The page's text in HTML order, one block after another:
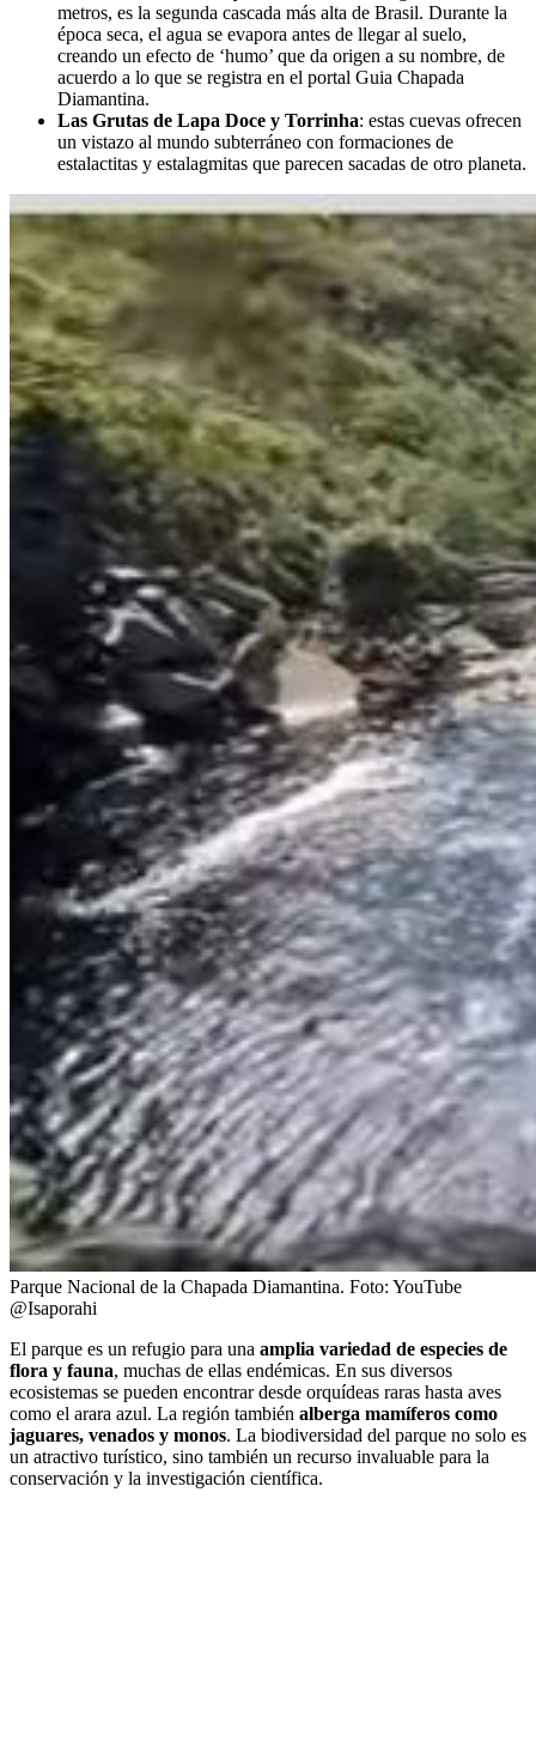
metros, es la segunda cascada más alta de Brasil. Durante la
época seca, el agua se evapora antes de llegar al suelo,
creando un efecto de ‘humo’ que da origen a su nombre, de
acuerdo a lo que se registra en el portal Guia Chapada
Diamantina.
Las Grutas de Lapa Doce y Torrinha: estas cuevas ofrecen
un vistazo al mundo subterráneo con formaciones de
estalactitas y estalagmitas que parecen sacadas de otro planeta.
Parque Nacional de la Chapada Diamantina. Foto: YouTube
@Isaporahi
El parque es un refugio para una amplia variedad de especies de
flora y fauna, muchas de ellas endémicas. En sus diversos
ecosistemas se pueden encontrar desde orquídeas raras hasta aves
como el arara azul. La región también alberga mamíferos como
jaguares, venados y monos. La biodiversidad del parque no solo es
un atractivo turístico, sino también un recurso invaluable para la
conservación y la investigación científica.